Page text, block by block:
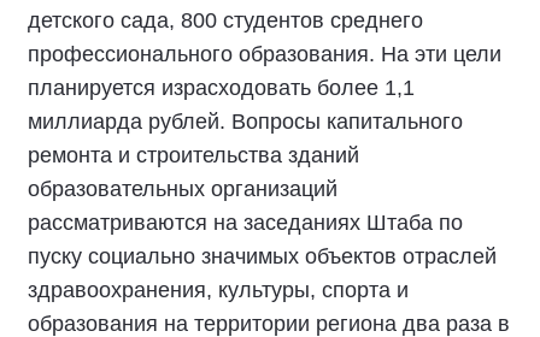
детского сада, 800 студентов среднего
профессионального образования. На эти цели
планируется израсходовать более 1,1
миллиарда рублей. Вопросы капитального
ремонта и строительства зданий
образовательных организаций
рассматриваются на заседаниях Штаба по
пуску социально значимых объектов отраслей
здравоохранения, культуры, спорта и
образования на территории региона два раза в